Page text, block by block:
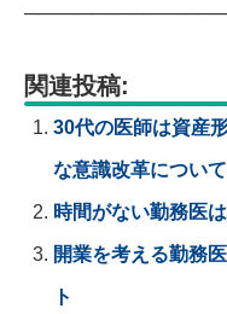
関連投稿:
30代の医師は資産
な意識改革について
時間がない勤務医
開業を考える勤務
ト